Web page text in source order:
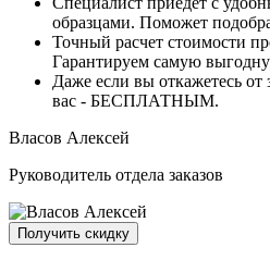
образцами. Поможет
Точный расчет стоимости
Гарантируем самую
Даже если вы откажетесь от
вас - БЕСПЛАТНЫМ.
Власов Алексей
Руководитель отдела заказов
Получить скидку